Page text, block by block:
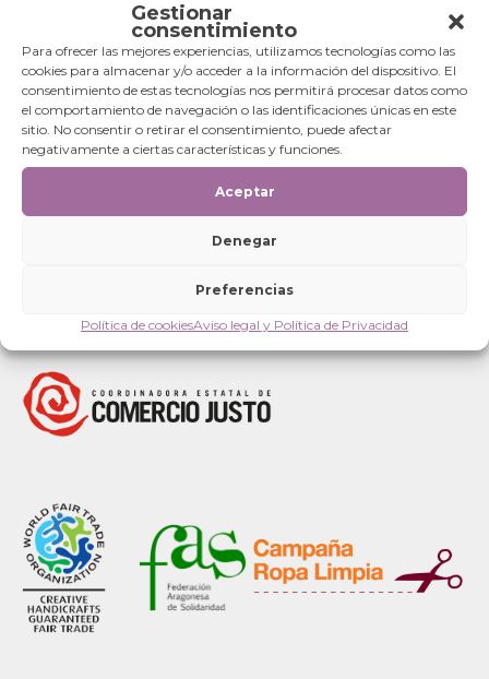
Gestionar
consentimiento
Para ofrecer las mejores experiencias, utilizamos tecnologías como las
cookies para almacenar y/o acceder a la información del dispositivo. El
consentimiento de estas tecnologías nos permitirá procesar datos como
el comportamiento de navegación o las identificaciones únicas en este
sitio. No consentir o retirar el consentimiento, puede afectar
negativamente a ciertas características y funciones.
Aceptar
Denegar
Preferencias
Política de cookiesAviso legal y Política de Privacidad
Categorías
Categorías